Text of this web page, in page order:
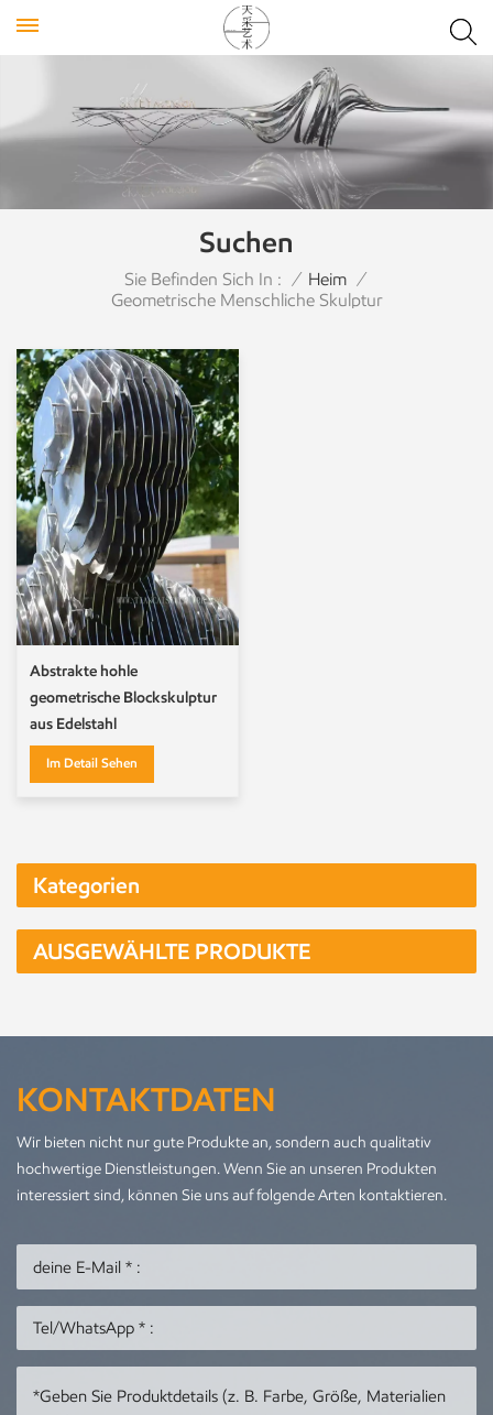
Suchen
Sie Befinden Sich In : / Heim /
Geometrische Menschliche Skulptur
Abstrakte hohle
geometrische Blockskulptur
aus Edelstahl
Im Detail Sehen
Kategorien
AUSGEWÄHLTE PRODUKTE
KONTAKTDATEN
Wir bieten nicht nur gute Produkte an, sondern auch qualitativ
hochwertige Dienstleistungen. Wenn Sie an unseren Produkten
interessiert sind, können Sie uns auf folgende Arten kontaktieren.